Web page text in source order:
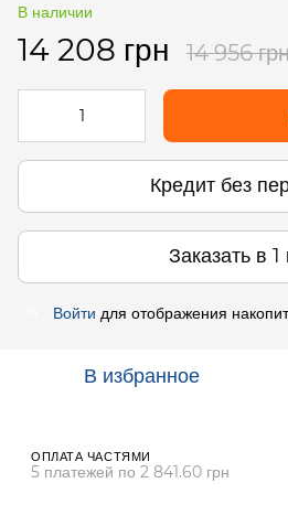
В наличии
14 208 грн 14 956
Кредит без
Заказать в 1
Войти для отображения
В избранное
ОПЛАТА ЧАСТЯМИ
5 платежей по 2 841.60 грн